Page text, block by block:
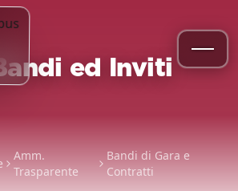
ed Inviti
Amm.
Trasparente
Bandi di Gara e
Contratti